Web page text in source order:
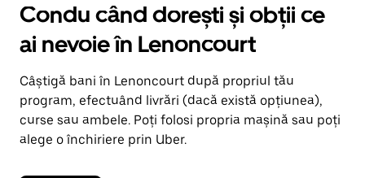
Condu când dorești și obții ce
ai nevoie în Lenoncourt
Câștigă bani în Lenoncourt după propriul tău
program, efectuând livrări (dacă există opțiunea),
curse sau ambele. Poți folosi propria mașină sau poți
alege o închiriere prin Uber.